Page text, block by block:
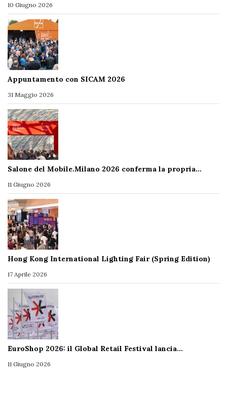
10 Giugno 2026
Appuntamento con SICAM 2026
31 Maggio 2026
Salone del Mobile.Milano 2026 conferma la propria…
11 Giugno 2026
Hong Kong International Lighting Fair (Spring Edition)
17 Aprile 2026
EuroShop 2026: il Global Retail Festival lancia…
11 Giugno 2026